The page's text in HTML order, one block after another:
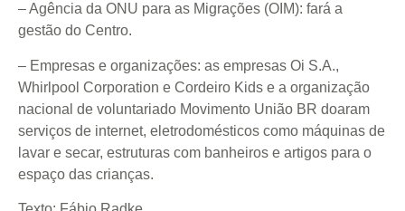
– Agência da ONU para as Migrações (OIM): fará a
gestão do Centro.
– Empresas e organizações: as empresas Oi S.A.,
Whirlpool Corporation e Cordeiro Kids e a organização
nacional de voluntariado Movimento União BR doaram
serviços de internet, eletrodomésticos como máquinas de
lavar e secar, estruturas com banheiros e artigos para o
espaço das crianças.